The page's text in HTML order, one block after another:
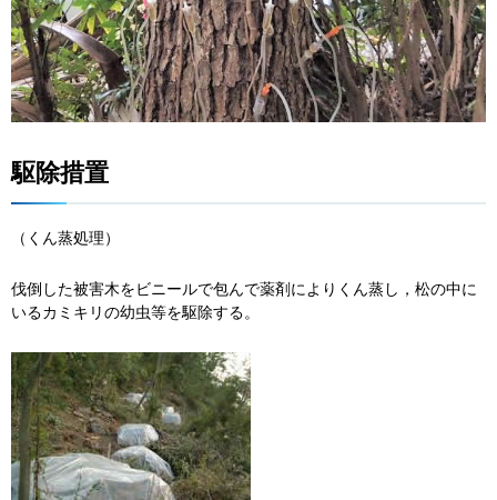
駆除措置
（くん蒸処理）
伐倒した被害木をビニールで包んで薬剤によりくん蒸し，松の中に
いるカミキリの幼虫等を駆除する。